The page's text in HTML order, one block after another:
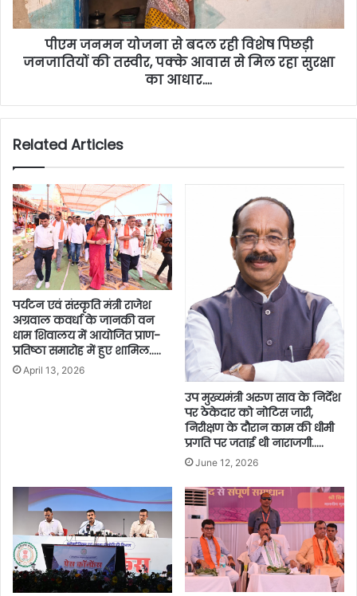
पीएम जनमन योजना से बदल रही विशेष पिछड़ी
जनजातियों की तस्वीर, पक्के आवास से मिल रहा सुरक्षा
का आधार….
Related Articles
पर्यटन एवं संस्कृति मंत्री राजेश
अग्रवाल कवर्धा के जानकी वन
धाम शिवालय में आयोजित प्राण-
प्रतिष्ठा समारोह में हुए शामिल…..
April 13, 2026
उप मुख्यमंत्री अरुण साव के निर्देश
पर ठेकेदार को नोटिस जारी,
निरीक्षण के दौरान काम की धीमी
प्रगति पर जताई थी नाराजगी…..
June 12, 2026